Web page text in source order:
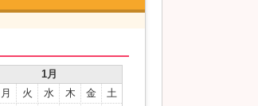
1月
月 火 水 木 金 土